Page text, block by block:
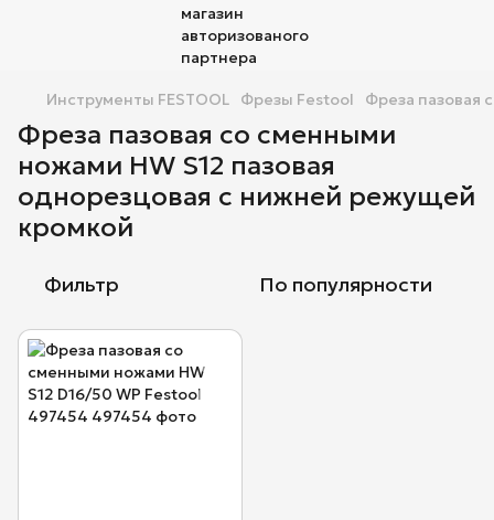
Инструменты FESTOOL Фрезы Festool Фреза пазовая
Фреза пазовая со сменными
ножами HW S12 пазовая
однорезцовая с нижней режущей
кромкой
Фильтр По популярности